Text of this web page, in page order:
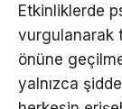
Etkinliklerde
vurgulanarak
önüne
yalnızca